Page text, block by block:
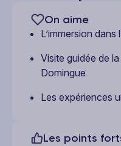
On aime
L’immersion dans
Visite guidée de
Domingue
Les expériences
Les points